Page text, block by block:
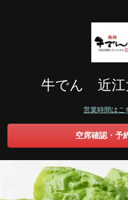
牛でん 近江
営業時間はこ
空席確認・予